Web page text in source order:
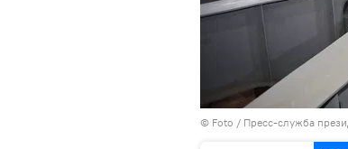
© Foto / Пресс-служба